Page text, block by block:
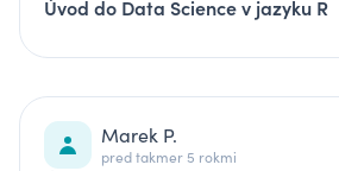
Úvod do Data Science v jazyku R
Marek P.
pred takmer 5 rokmi